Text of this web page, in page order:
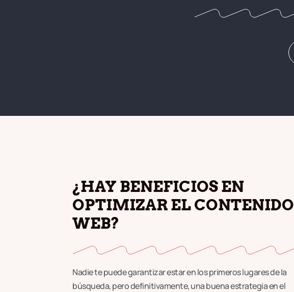
¿HAY BENEFICIOS EN
OPTIMIZAR EL CONTENIDO
WEB?
Nadie te puede garantizar estar en los primeros lugares de la
búsqueda, pero definitivamente, una buena estrategia en el